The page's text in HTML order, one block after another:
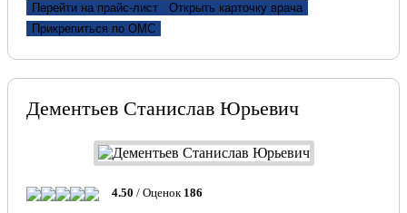
Перейти на прайс-лист
Открыть карточку врача
Прикрепиться по ОМС
Дементьев Станислав Юрьевич
4.50 / Оценок 186